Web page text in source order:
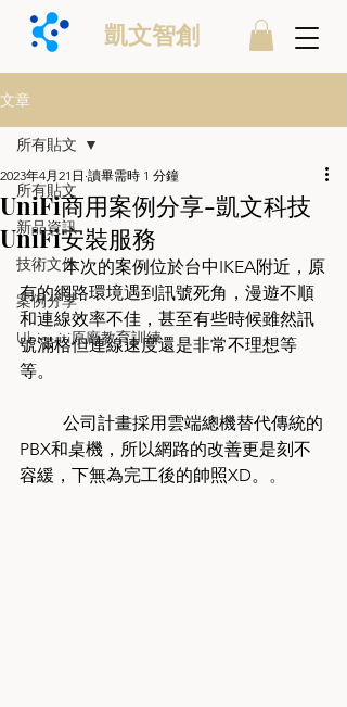
凱文智創
文章
所有貼文
新品資訊
技術文件
案例分享
Ubiquiti原廠教育訓練
所有貼文
UniFi商用案例分享-凱文科技
UniFi安裝服務
2023年4月21日 讀畢需時 1 分鐘
	本次的案例位於台中IKEA附近，原
有的網路環境遇到訊號死角，漫遊不順
和連線效率不佳，甚至有些時候雖然訊
號滿格但連線速度還是非常不理想等
等。
PBX和桌機，所以網路的改善更是刻不
容緩，下無為完工後的帥照XD。
。